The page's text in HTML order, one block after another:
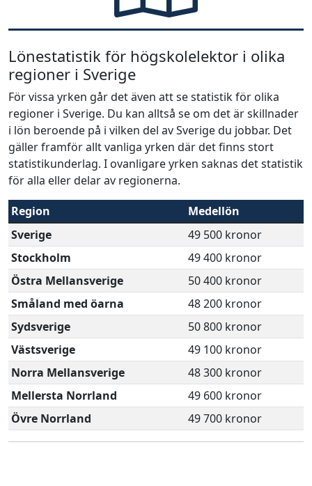
Lönestatistik för högskolelektor i olika
regioner i Sverige
För vissa yrken går det även att se statistik för olika
regioner i Sverige. Du kan alltså se om det är skillnader
i lön beroende på i vilken del av Sverige du jobbar. Det
gäller framför allt vanliga yrken där det finns stort
statistikunderlag. I ovanligare yrken saknas det statistik
för alla eller delar av regionerna.
Region
Medellön
Sverige
49 500 kronor
Stockholm
49 400 kronor
Östra Mellansverige
50 400 kronor
Småland med öarna
48 200 kronor
Sydsverige
50 800 kronor
Västsverige
49 100 kronor
Norra Mellansverige
48 300 kronor
Mellersta Norrland
49 600 kronor
Övre Norrland
49 700 kronor